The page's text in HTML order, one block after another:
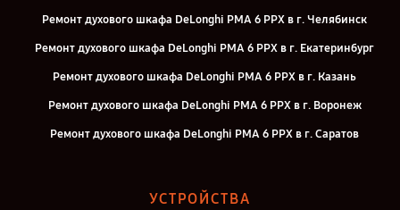
Ремонт духового шкафа DeLonghi PMA 6 PPX в г. Челябинск
Ремонт духового шкафа DeLonghi PMA 6 PPX в г. Екатеринбург
Ремонт духового шкафа DeLonghi PMA 6 PPX в г. Казань
Ремонт духового шкафа DeLonghi PMA 6 PPX в г. Воронеж
Ремонт духового шкафа DeLonghi PMA 6 PPX в г. Саратов
Ремонт духового шкафа DeLonghi PMA 6 PPX в г. Киров
УСТРОЙСТВА